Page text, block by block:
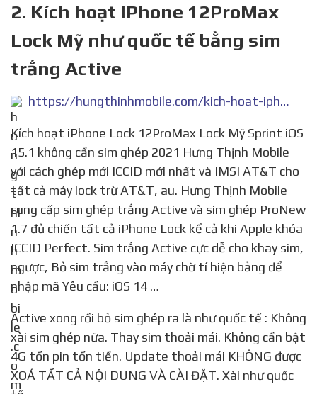
2. Kích hoạt iPhone 12ProMax
Lock Mỹ như quốc tế bằng sim
trắng Active
https://hungthinhmobile.com/kich-hoat-iphone-12promax-lock-my-nhu-quoc-te/
Kích hoạt iPhone Lock 12ProMax Lock Mỹ Sprint iOS
15.1 không cần sim ghép 2021 Hưng Thịnh Mobile
với cách ghép mới ICCID mới nhất và IMSI AT&T cho
tất cả máy lock trừ AT&T, au. Hưng Thịnh Mobile
cung cấp sim ghép trắng Active và sim ghép ProNew
1.7 đủ chiến tất cả iPhone Lock kể cả khi Apple khóa
ICCID Perfect. Sim trắng Active cực dễ cho khay sim,
ngược, Bỏ sim trắng vào máy chờ tí hiện bảng để
nhập mã Yêu cầu: iOS 14 …
Active xong rồi bỏ sim ghép ra là như quốc tế : Không
xài sim ghép nữa. Thay sim thoải mái. Không cần bật
4G tốn pin tốn tiền. Update thoải mái KHÔNG được
XOÁ TẤT CẢ NỘI DUNG VÀ CÀI ĐẶT. Xài như quốc